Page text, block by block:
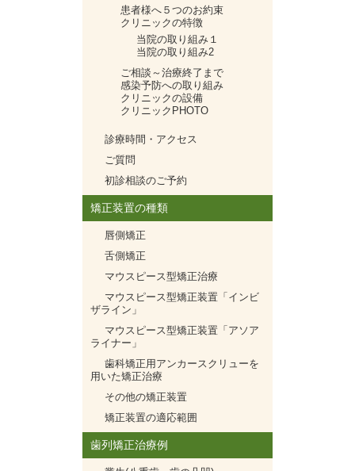
患者様へ５つのお約束
クリニックの特徴
当院の取り組み１
当院の取り組み2
ご相談～治療終了まで
感染予防への取り組み
クリニックの設備
クリニックPHOTO
診療時間・アクセス
ご質問
初診相談のご予約
矯正装置の種類
唇側矯正
舌側矯正
マウスピース型矯正治療
マウスピース型矯正装置「インビ
ザライン」
マウスピース型矯正装置「アソア
ライナー」
歯科矯正用アンカースクリューを
用いた矯正治療
その他の矯正装置
矯正装置の適応範囲
歯列矯正治療例